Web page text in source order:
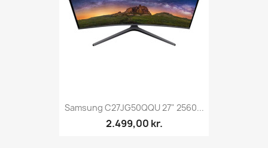
Samsung C27JG50QQU 27" 2560...
2.499,00 kr.